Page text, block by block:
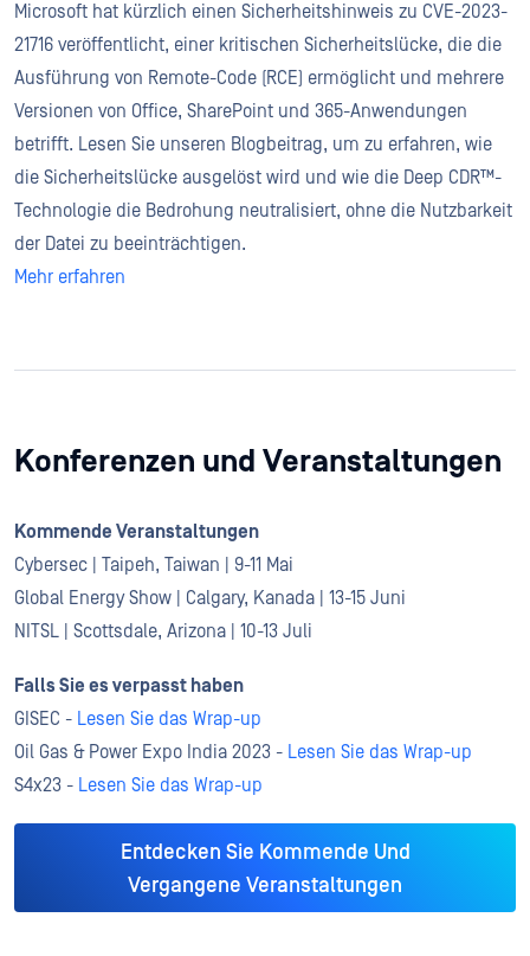
Microsoft hat kürzlich einen Sicherheitshinweis zu CVE-2023-
21716 veröffentlicht, einer kritischen Sicherheitslücke, die die
Ausführung von Remote-Code (RCE) ermöglicht und mehrere
Versionen von Office, SharePoint und 365-Anwendungen
betrifft. Lesen Sie unseren Blogbeitrag, um zu erfahren, wie
die Sicherheitslücke ausgelöst wird und wie die Deep CDR™-
Technologie die Bedrohung neutralisiert, ohne die Nutzbarkeit
der Datei zu beeinträchtigen.
Mehr erfahren
Konferenzen und Veranstaltungen
Kommende Veranstaltungen
Cybersec | Taipeh, Taiwan | 9-11 Mai
Global Energy Show | Calgary, Kanada | 13-15 Juni
NITSL | Scottsdale, Arizona | 10-13 Juli
Falls Sie es verpasst haben
GISEC - Lesen Sie das Wrap-up
Oil Gas & Power Expo India 2023 - Lesen Sie das Wrap-up
S4x23 - Lesen Sie das Wrap-up
Entdecken Sie Kommende Und
Vergangene Veranstaltungen